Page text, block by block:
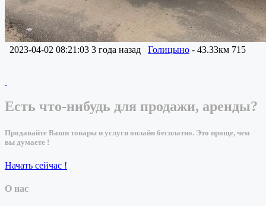
2023-04-02 08:21:03 3 года назад Голицыно - 43.33км 715
Есть что-нибудь для продажи, аренды?
Продавайте Ваши товары и услуги онлайн бесплатно. Это проще, чем
вы думаете !
Начать сейчас !
О нас